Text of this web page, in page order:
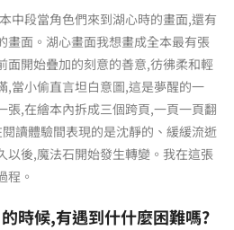
中段當角色們來到湖心時的畫面,還有
畫面。湖心畫面我想畫成全本最有張
面開始疊加的刻意的善意,彷彿柔和輕
,當小偷直言坦白意圖,這是夢醒的一
張,在繪本內拆成三個跨頁,一頁一頁翻
讀體驗間表現的是沈靜的、緩緩流逝
以後,魔法石開始發生轉變。我在這張
程。
時候,有遇到什什麼困難嗎?